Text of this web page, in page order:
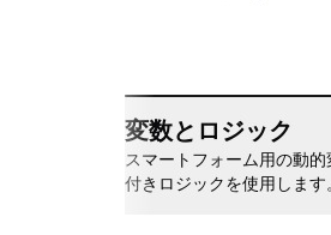
変数とロジック
スマートフォーム用の動
付きロジックを使用します